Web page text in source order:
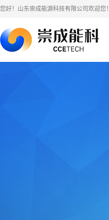
您好！山东崇成能源科技有限公司欢迎您！